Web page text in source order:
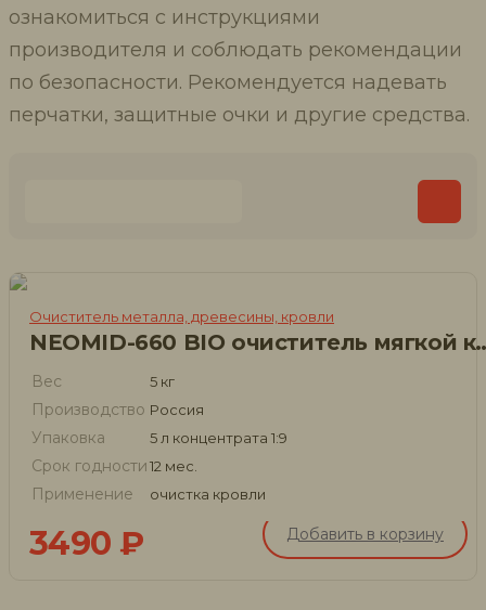
ознакомиться с инструкциями
производителя и соблюдать рекомендации
по безопасности. Рекомендуется надевать
перчатки, защитные очки и другие средства.
Очиститель металла, древесины, кровли
NEOMID-660 BIO
Вес 5 кг
Производство Россия
Упаковка 5 л концентрата 1:9
Срок годности12 мес.
Применение очистка кровли
3490 ₽ Добавить в корзину